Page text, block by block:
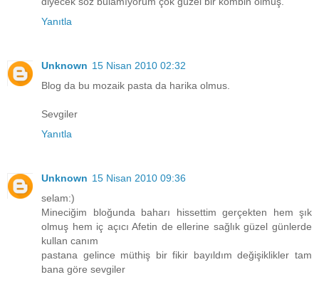
Yanıtla
Unknown 15 Nisan 2010 02:32
Blog da bu mozaik pasta da harika olmus.
Sevgiler
Yanıtla
Unknown 15 Nisan 2010 09:36
selam:)
Mineciğim bloğunda baharı hissettim gerçekten hem şık
olmuş hem iç açıcı Afetin de ellerine sağlık güzel günlerde
kullan canım
pastana gelince müthiş bir fikir bayıldım değişiklikler tam
bana göre sevgiler